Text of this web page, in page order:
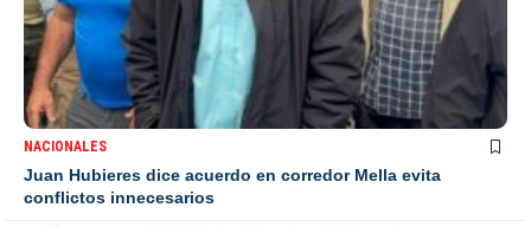
NACIONALES
Juan Hubieres dice acuerdo en corredor Mella evita
conflictos innecesarios